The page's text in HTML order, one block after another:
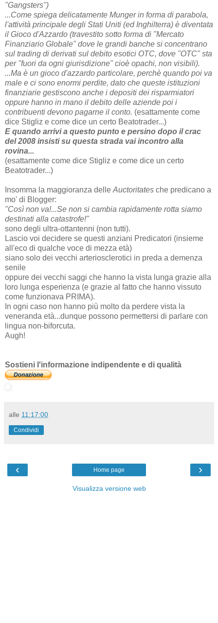
"Gangsters")
...Come spiega delicatamente Munger in forma di parabola,
l'attività principale degli Stati Uniti (ed Inghilterra) è diventata
il Gioco d'Azzardo (travestito sotto forma di "Mercato
Finanziario Globale" dove le grandi banche si concentrano
sul trading di derivati sul debito esotici OTC, dove "OTC" sta
per "fuori da ogni giurisdizione" cioè opachi, non visibili).
...Ma è un gioco d'azzardo particolare, perchè quando poi va
male e ci sono enormi perdite, dato che queste istituzioni
finanziarie gestiscono anche i depositi dei risparmiatori
oppure hanno in mano il debito delle aziende poi i
contribuenti devono pagarne il conto. (esattamente come
dice Stigliz e come dice un certo Beatotrader...)
E quando arrivi a questo punto e persino dopo il crac
del 2008 insisti su questa strada vai incontro alla
rovina...
(esattamente come dice Stigliz e come dice un certo
Beatotrader...)
Insomma la maggioranza delle Auctoritates che predicano a
mo' di Blogger:
"Così non va!...Se non si cambia rapidamente rotta siamo
destinati alla catastrofe!"
sono degli ultra-ottantenni (non tutti).
Lascio voi decidere se questi anziani Predicatori (insieme
all'eco di qualche voce di mezza età)
siano solo dei vecchi arteriosclerotici in preda a demenza
senile
oppure dei vecchi saggi che hanno la vista lunga grazie alla
loro lunga esperienza (e grazie al fatto che hanno vissuto
come funzionava PRIMA).
In ogni caso non hanno più molto da perdere vista la
veneranda età...dunque possono permettersi di parlare con
lingua non-biforcuta.
Augh!
Sostieni l'informazione indipendente e di qualità
alle 11:17:00
Condividi
‹ ›
Home page
Visualizza versione web